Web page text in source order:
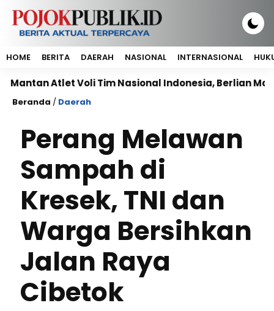
HOME BERITA DAERAH NASIONAL INTERNASIONAL
Atlet Voli Tim Nasional Indonesia, Berlian
Beranda / Daerah
Perang Melawan
Sampah di
Kresek, TNI dan
Warga Bersihkan
Jalan Raya
Cibetok